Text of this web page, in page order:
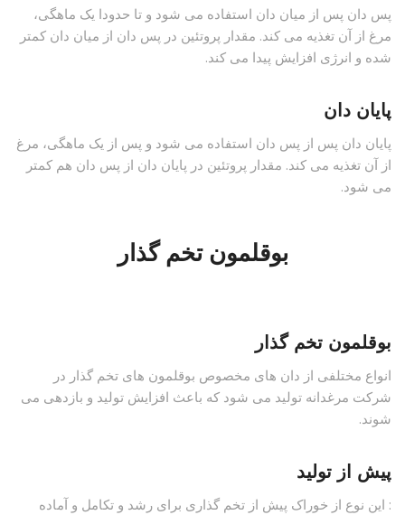
پس دان پس از میان دان استفاده می شود و تا حدودا یک ماهگی،
مرغ از آن تغذیه می کند. مقدار پروتئین در پس دان از میان دان کمتر
شده و انرژی افزایش پیدا می کند.
پایان دان
پایان دان پس از پس دان استفاده می شود و پس از یک ماهگی، مرغ
از آن تغذیه می کند. مقدار پروتئین در پایان دان از پس دان هم کمتر
می شود.
بوقلمون تخم گذار
بوقلمون تخم گذار
انواع مختلفی از دان های مخصوص بوقلمون های تخم گذار در
شرکت مرغدانه تولید می شود که باعث افزایش تولید و بازدهی می
شوند.
پیش از تولید
: این نوع از خوراک پیش از تخم گذاری برای رشد و تکامل و آماده